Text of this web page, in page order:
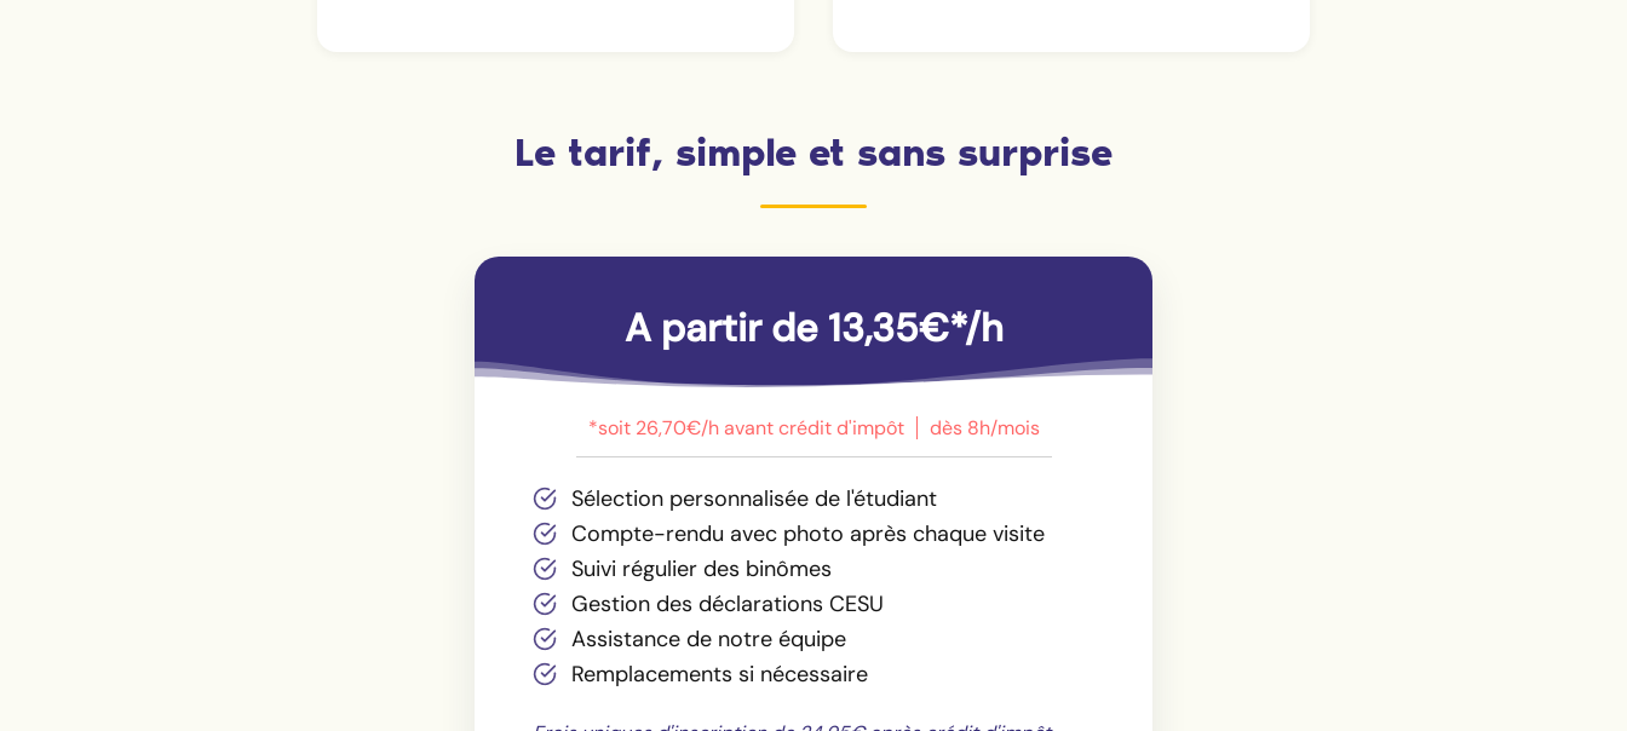
Le tarif, simple et sans surprise
A partir de 13,35€*/h
*soit 26,70€/h avant crédit d'impôt dès 8h/mois
Sélection personnalisée de l'étudiant
Compte-rendu avec photo après chaque visite
Suivi régulier des binômes
Gestion des déclarations CESU
Assistance de notre équipe
Remplacements si nécessaire